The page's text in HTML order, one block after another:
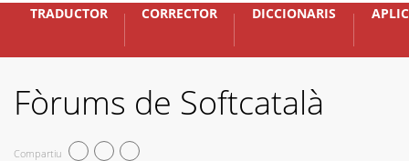
TRADUCTOR CORRECTOR DICCIONARIS
Fòrums de Softcatalà
Compartiu